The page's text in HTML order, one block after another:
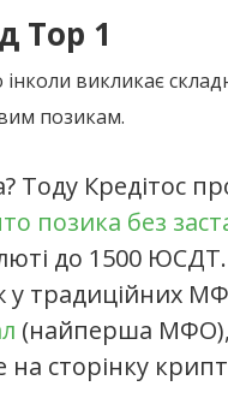
Top 1
викликає
позикам.
Тоду Кредітос
позика без
до 1500
у традиційних
(найперша МФО),
сторінку